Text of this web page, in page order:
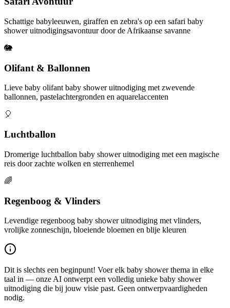
Schattige babyleeuwen, giraffen en zebra's op een safari baby
shower uitnodigingsavontuur door de Afrikaanse savanne
🐘
Olifant & Ballonnen
Lieve baby olifant baby shower uitnodiging met zwevende
ballonnen, pastelachtergronden en aquarelaccenten
🎈
Luchtballon
Dromerige luchtballon baby shower uitnodiging met een magische
reis door zachte wolken en sterrenhemel
🌈
Regenboog & Vlinders
Levendige regenboog baby shower uitnodiging met vlinders,
vrolijke zonneschijn, bloeiende bloemen en blije kleuren
Dit is slechts een beginpunt! Voer elk baby shower thema in elke
taal in — onze AI ontwerpt een volledig unieke baby shower
uitnodiging die bij jouw visie past. Geen ontwerpvaardigheden
nodig.